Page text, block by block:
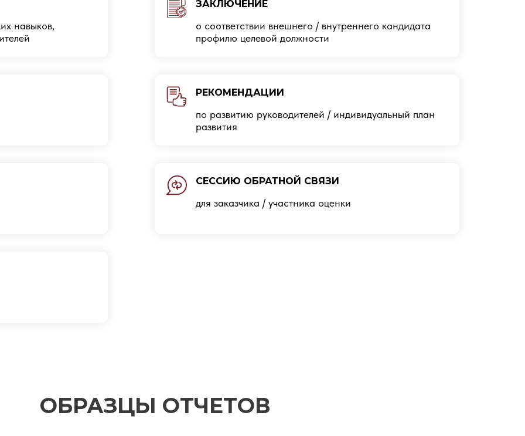
навыков,
ЗАКЛЮЧЕНИЕ
о соответствии внешнего / внутреннего кандидата
профилю целевой должности
РЕКОМЕНДАЦИИ
по развитию руководителей / индивидуальный план
развития
СЕССИЮ ОБРАТНОЙ СВЯЗИ
для заказчика / участника оценки
ОБРАЗЦЫ ОТЧЕТОВ